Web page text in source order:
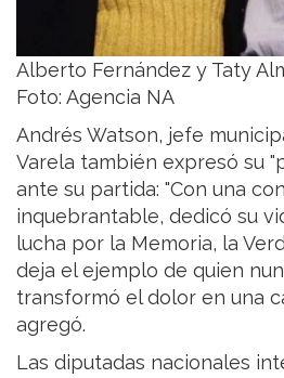
Alberto Fernández y Taty
Foto: Agencia NA
Andrés Watson, jefe
Varela también expresó su
ante su partida: "Con una
inquebrantable, dedicó su
lucha por la Memoria, la
deja el ejemplo de quien
transformó el dolor en una
agregó.
Las diputadas nacionales